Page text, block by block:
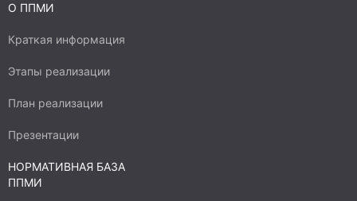
О ППМИ
Краткая информация
Этапы реализации
План реализации
Презентации
НОРМАТИВНАЯ БАЗА
ППМИ